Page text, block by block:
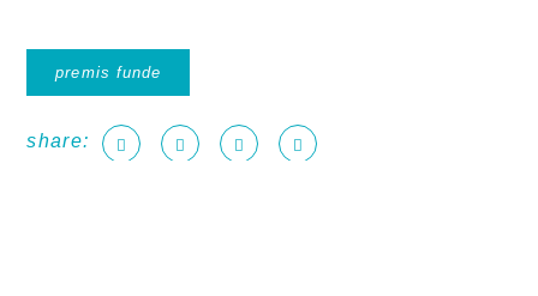
premis funde
share: